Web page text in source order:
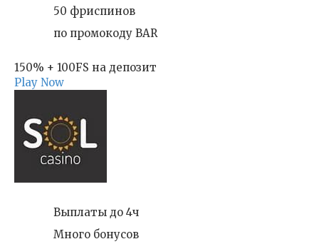
50 фриспинов
по промокоду BAR
150% + 100FS на депозит
Play Now
Выплаты до 4ч
Много бонусов